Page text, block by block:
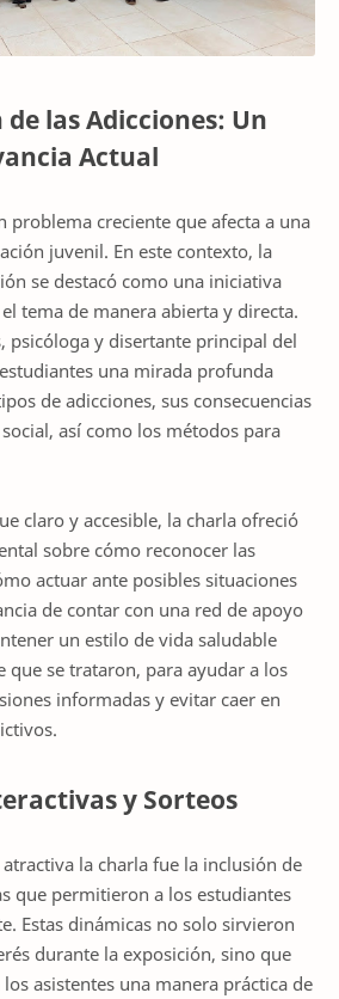
las Adicciones: Un
Actual
problema creciente que afecta a una
juvenil. En este contexto, la
se destacó como una iniciativa
tema de manera abierta y directa.
psicóloga y disertante principal del
una mirada profunda
de adicciones, sus consecuencias
así como los métodos para
claro y accesible, la charla ofreció
sobre cómo reconocer las
actuar ante posibles situaciones
de contar con una red de apoyo
un estilo de vida saludable
que se trataron, para ayudar a los
informadas y evitar caer en
y Sorteos
la charla fue la inclusión de
que permitieron a los estudiantes
Estas dinámicas no solo sirvieron
durante la exposición, sino que
asistentes una manera práctica de